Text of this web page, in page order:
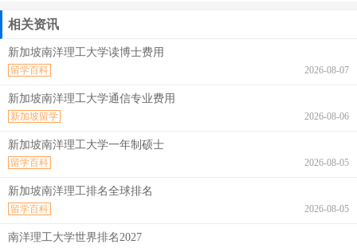
相关资讯
新加坡南洋理工大学读博士费用
2026-08-07
留学百科
新加坡南洋理工大学通信专业费用
2026-08-06
新加坡留学
新加坡南洋理工大学一年制硕士
2026-08-05
留学百科
新加坡南洋理工排名全球排名
2026-08-05
留学百科
南洋理工大学世界排名2027